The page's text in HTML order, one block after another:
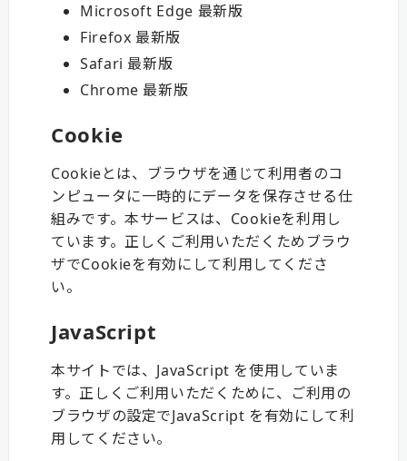
Microsoft Edge 最新版
Firefox 最新版
Safari 最新版
Chrome 最新版
Cookie
Cookieとは、ブラウザを通じて利用者のコ
ンピュータに一時的にデータを保存させる仕
組みです。本サービスは、Cookieを利用し
ています。正しくご利用いただくためブラウ
ザでCookieを有効にして利用してくださ
い。
JavaScript
本サイトでは、JavaScript を使用していま
す。正しくご利用いただくために、ご利用の
ブラウザの設定でJavaScript を有効にして利
用してください。